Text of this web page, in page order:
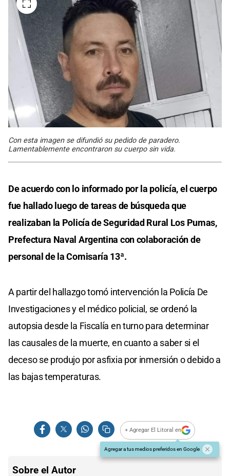
Con esta imagen se difundió su pedido de paradero.
Lamentablemente encontraron su cuerpo sin vida.
De acuerdo con lo informado por la policía, el cuerpo
fue hallado luego de tareas de búsqueda que
realizaban la Policía de Seguridad Rural Los Pumas,
Prefectura Naval Argentina con colaboración de
personal de la Comisaría 13ª.
A partir del hallazgo tomó intervención la Policía De
Investigaciones y el médico policial, se ordenó la
autopsia desde la Fiscalía en turno para determinar
las causales de la muerte, en cuanto a saber si el
deceso se produjo por asfixia por inmersión o debido a
las bajas temperaturas.
+ Agregar El Litoral en
Agregar a tus medios preferidos en Google
Sobre el Autor